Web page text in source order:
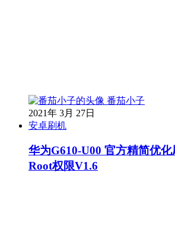
番茄小子
2021年 3月 27日
安卓刷机
华为G610-U00 官方精简优
Root权限V1.6